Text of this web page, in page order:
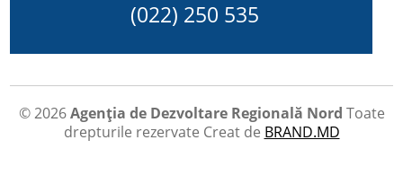
(022) 250 535
© 2026Agenția de Dezvoltare Regională Nord Toate
drepturile rezervate Creat de BRAND.MD